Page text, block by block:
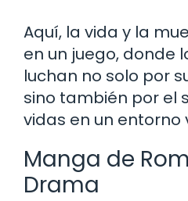
Aquí, la vida y la
en un juego, donde
luchan no solo por
sino también por el
vidas en un entorno
Manga de
Drama